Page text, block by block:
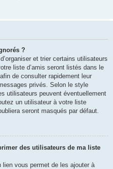
?
et trier certains utilisateurs
liste d’amis seront listés dans le
de consulter rapidement leur
privés. Selon le style
utilisateurs peuvent éventuellement
un utilisateur à votre liste
seront masqués par défaut.
des utilisateurs de ma liste
lien vous permet de les ajouter à